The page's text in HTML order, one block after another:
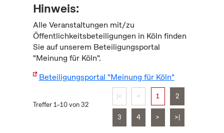
Hinweis:
Alle Veranstaltungen mit/zu
Öffentlichkeitsbeteiligungen in Köln finden
Sie auf unserem Beteiligungsportal
"Meinung für Köln".
Beteiligungsportal "Meinung für Köln"
Treffer 1–10 von 32
|< < 1 2
3 4 > >|